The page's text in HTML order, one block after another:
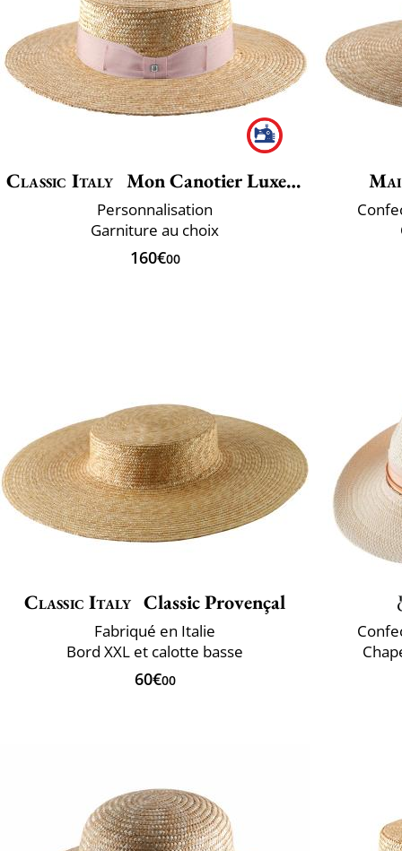
Classic Italy Mon Canotier Luxe Large
Personnalisation
Garniture au choix
160€00
Classic Italy Classic Provençal
Fabriqué en Italie
Bord XXL et calotte basse
60€00